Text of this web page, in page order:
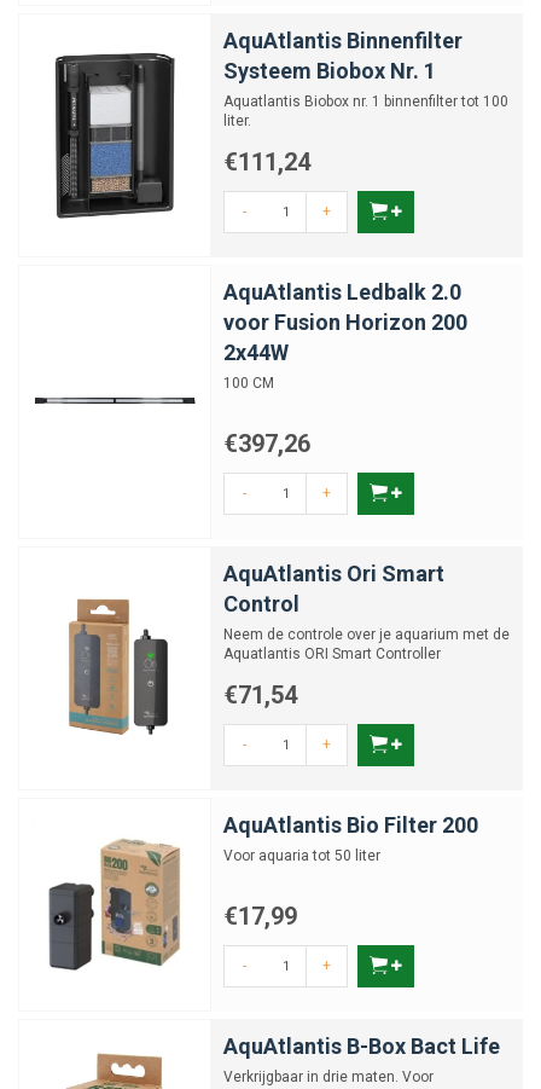
AquAtlantis Binnenfilter
Systeem Biobox Nr. 1
Aquatlantis Biobox nr. 1 binnenfilter tot 100
liter.
€111,24
- +
AquAtlantis Ledbalk 2.0
voor Fusion Horizon 200
2x44W
100 CM
€397,26
- +
AquAtlantis Ori Smart
Control
Neem de controle over je aquarium met de
Aquatlantis ORI Smart Controller
€71,54
- +
AquAtlantis Bio Filter 200
Voor aquaria tot 50 liter
€17,99
- +
AquAtlantis B-Box Bact Life
Verkrijgbaar in drie maten. Voor